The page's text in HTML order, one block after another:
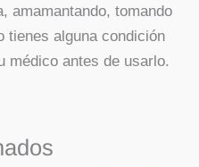
amamantando, tomando
tienes alguna condición
médico antes de usarlo.